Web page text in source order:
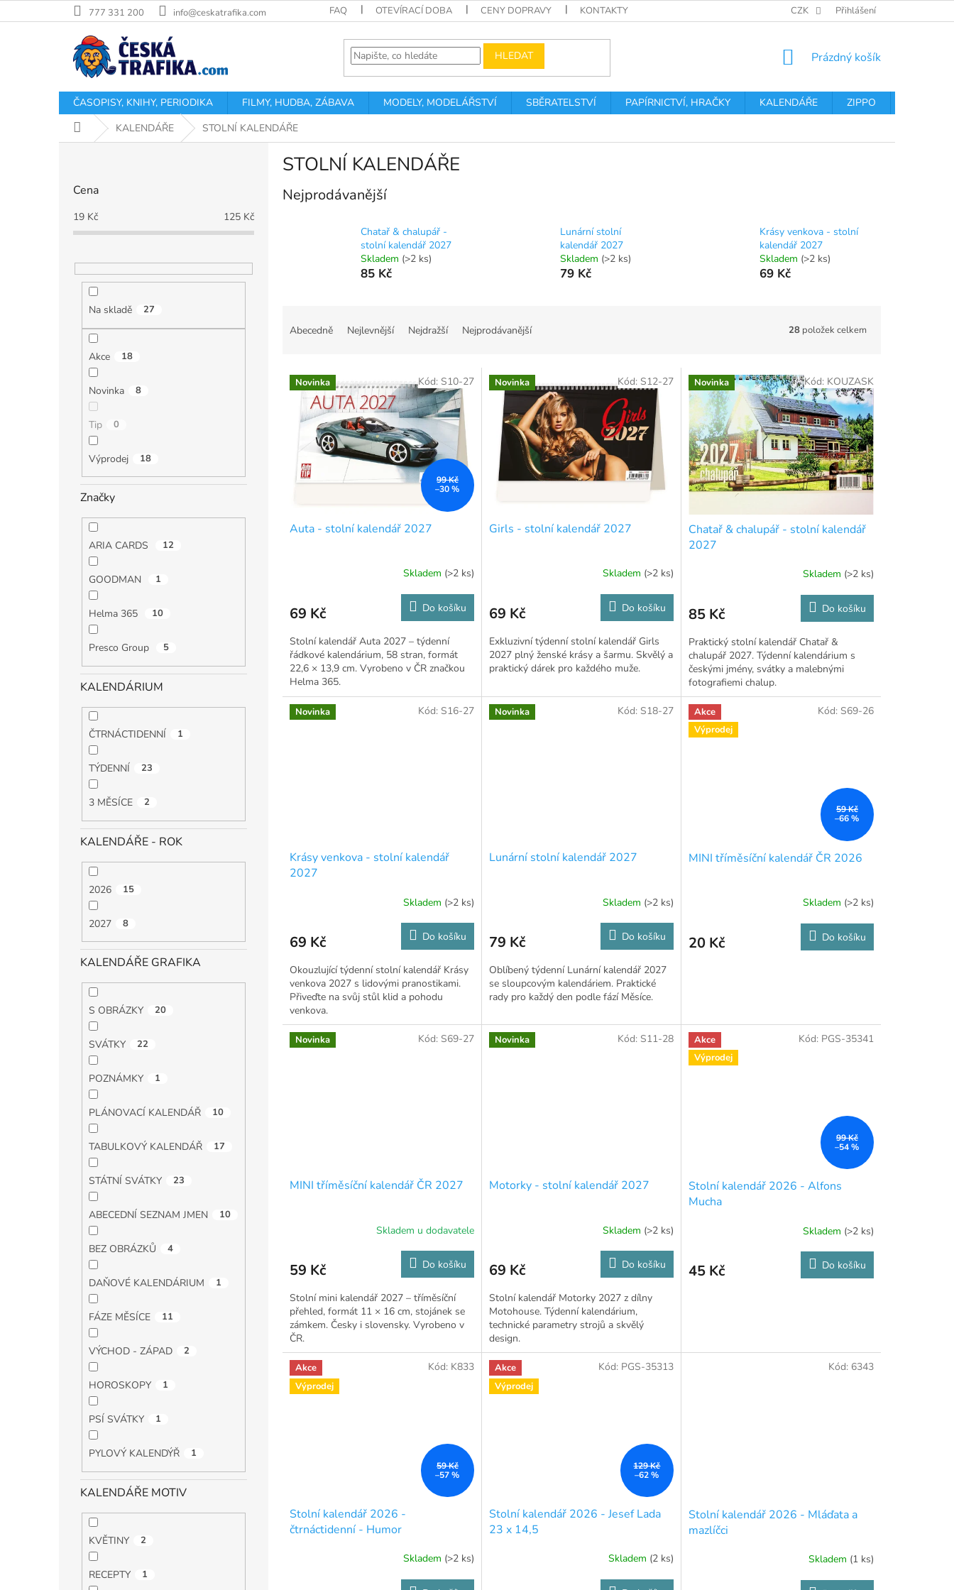
na
777 331 200 info@ceskatrafika.com FAQ OTEVÍRACÍ DOBA CENY DOPRAVY KONTAKTY PODMÍNKY OCHRANY OSOBNÍCH
CZK Přihlášení
HLEDAT
NÁKUPNÍ
Prázdný košík
ČASOPISY, KNIHY, PERIODIKA FILMY, HUDBA, ZÁBAVA MODELY, MODELÁŘSTVÍ SBĚRATELSTVÍ PAPÍRNICTVÍ, HRAČKY KALENDÁŘE ZIPPO
Domů KALENDÁŘE STOLNÍ KALENDÁŘE
Cena
19 Kč 125 Kč
Na skladě 27
Akce 18
Novinka 8
Tip 0
Výprodej 18
Značky
ARIA CARDS 12
GOODMAN 1
Helma 365 10
Presco Group 5
KALENDÁRIUM
ČTRNÁCTIDENNÍ 1
TÝDENNÍ 23
3 MĚSÍCE 2
KALENDÁŘE - ROK
2026 15
2027 8
KALENDÁŘE GRAFIKA
S OBRÁZKY 20
SVÁTKY 22
POZNÁMKY 1
PLÁNOVACÍ KALENDÁŘ 10
TABULKOVÝ KALENDÁŘ 17
STÁTNÍ SVÁTKY 23
ABECEDNÍ SEZNAM JMEN 10
BEZ OBRÁZKŮ 4
DAŇOVÉ KALENDÁRIUM 1
FÁZE MĚSÍCE 11
VÝCHOD - ZÁPAD 2
HOROSKOPY 1
PSÍ SVÁTKY 1
PYLOVÝ KALENDÝŘ 1
KALENDÁŘE MOTIV
KVĚTINY 2
RECEPTY 1
STOLNÍ KALENDÁŘE
Nejprodávanější
Chatař & chalupář -
stolní kalendář 2027
Skladem (>2 ks)
85 Kč
Lunární stolní
kalendář 2027
Skladem (>2 ks)
79 Kč
Krásy venkova - stolní
kalendář 2027
Skladem (>2 ks)
69 Kč
Abecedně Nejlevnější Nejdražší Nejprodávanější 28 položek celkem
V Novinka
99 Kč
–30 %
Auta - stolní kalendář 2027
Skladem (>2 ks)
69 Kč Do košíku
Stolní kalendář Auta 2027 – týdenní
řádkové kalendárium, 58 stran, formát
22,6 × 13,9 cm. Vyrobeno v ČR značkou
Helma 365.
Kód: S10-27 Novinka
Girls - stolní kalendář 2027
Skladem (>2 ks)
69 Kč Do košíku
Exkluzivní týdenní stolní kalendář Girls
2027 plný ženské krásy a šarmu. Skvělý a
praktický dárek pro každého muže.
Kód: S12-27 Novinka
Chatař & chalupář - stolní kalendář
2027
Skladem (>2 ks)
85 Kč Do košíku
Praktický stolní kalendář Chatař &
chalupář 2027. Týdenní kalendárium s
českými jmény, svátky a malebnými
fotografiemi chalup.
Kód: KOUZASK
Novinka
Krásy venkova - stolní kalendář
2027
Skladem (>2 ks)
69 Kč Do košíku
Okouzlující týdenní stolní kalendář Krásy
venkova 2027 s lidovými pranostikami.
Přiveďte na svůj stůl klid a pohodu
venkova.
Kód: S16-27 Novinka
Lunární stolní kalendář 2027
Skladem (>2 ks)
79 Kč Do košíku
Oblíbený týdenní Lunární kalendář 2027
se sloupcovým kalendáriem. Praktické
rady pro každý den podle fází Měsíce.
Kód: S18-27
Akce
Výprodej
59 Kč
–66 %
MINI tříměsíční kalendář ČR 2026
Skladem (>2 ks)
20 Kč Do košíku
Kód: S69-26
Novinka
MINI tříměsíční kalendář ČR 2027
Skladem u dodavatele
59 Kč Do košíku
Stolní mini kalendář 2027 – tříměsíční
přehled, formát 11 × 16 cm, stojánek se
zámkem. Česky i slovensky. Vyrobeno v
ČR.
Kód: S69-27 Novinka
Motorky - stolní kalendář 2027
Skladem (>2 ks)
69 Kč Do košíku
Stolní kalendář Motorky 2027 z dílny
Motohouse. Týdenní kalendárium,
technické parametry strojů a skvělý
design.
Kód: S11-28
Akce
Výprodej
99 Kč
–54 %
Stolní kalendář 2026 - Alfons
Mucha
Skladem (>2 ks)
45 Kč Do košíku
Kód: PGS-35341
Akce
Výprodej
59 Kč
–57 %
Stolní kalendář 2026 -
čtrnáctidenní - Humor
Skladem (>2 ks)
Kód: K833
Akce
Výprodej
129 Kč
–62 %
Stolní kalendář 2026 - Jesef Lada
23 x 14,5
Skladem (2 ks)
Kód: PGS-35313
Stolní kalendář 2026 - Mláďata a
mazlíčci
Skladem (1 ks)
Kód: 6343